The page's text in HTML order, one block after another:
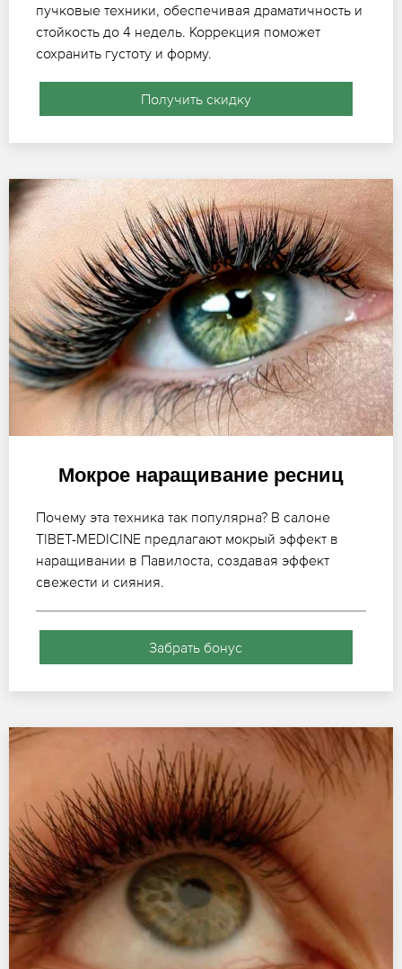
пучковые техники, обеспечивая драматичность и
стойкость до 4 недель. Коррекция поможет
сохранить густоту и форму.
Получить скидку
Мокрое наращивание ресниц
Почему эта техника так популярна? В салоне
TIBET-MEDICINE предлагают мокрый эффект в
наращивании в Павилоста, создавая эффект
свежести и сияния.
Забрать бонус